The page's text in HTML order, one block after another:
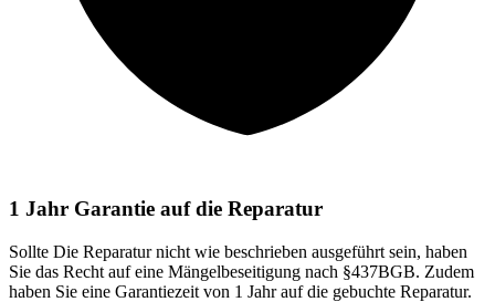
1 Jahr Garantie auf die Reparatur
Sollte Die Reparatur nicht wie beschrieben ausgeführt sein, haben
Sie das Recht auf eine Mängelbeseitigung nach §437BGB. Zudem
haben Sie eine Garantiezeit von 1 Jahr auf die gebuchte Reparatur.